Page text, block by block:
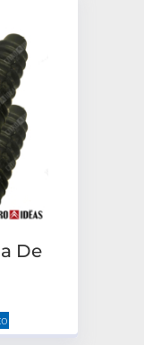
De
x4